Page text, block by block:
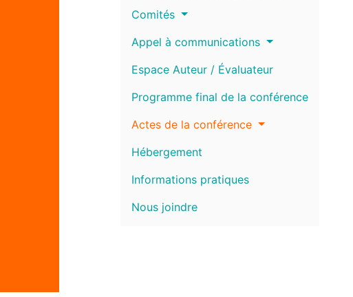
Comités
Appel à communications
Espace Auteur / Évaluateur
Programme final de la conférence
Actes de la conférence
Hébergement
Informations pratiques
Nous joindre